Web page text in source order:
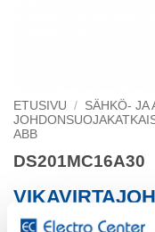
ETUSIVU / SÄHKÖ- JA
ABB
DS201MC16A30
2-Napainen